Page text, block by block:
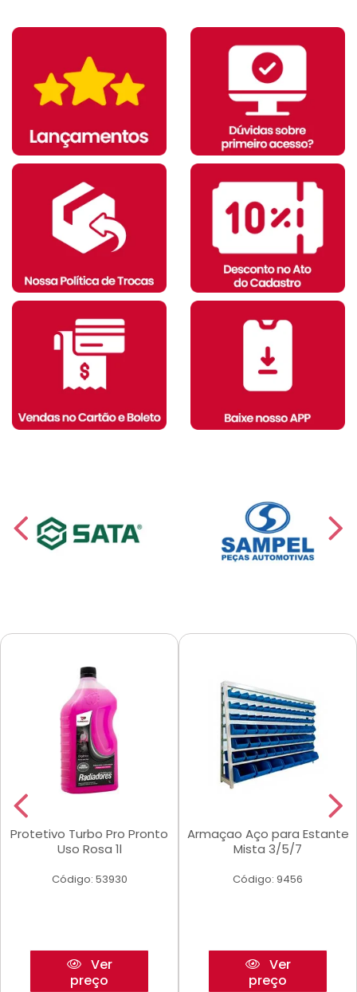
Protetivo Turbo Pro Pronto
Uso Rosa 1l
Código: 53930
Ver
preço
Armaçao Aço para Estante
Mista 3/5/7
Código: 9456
Ver
preço